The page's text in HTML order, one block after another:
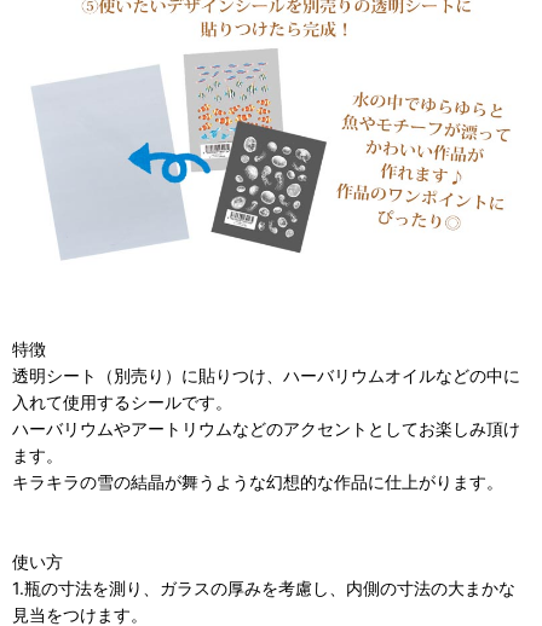
特徴
透明シート（別売り）に貼りつけ、ハーバリウムオイルなどの中に
入れて使用するシールです。
ハーバリウムやアートリウムなどのアクセントとしてお楽しみ頂け
ます。
キラキラの雪の結晶が舞うような幻想的な作品に仕上がります。
使い方
1.瓶の寸法を測り、ガラスの厚みを考慮し、内側の寸法の大まかな
見当をつけます。